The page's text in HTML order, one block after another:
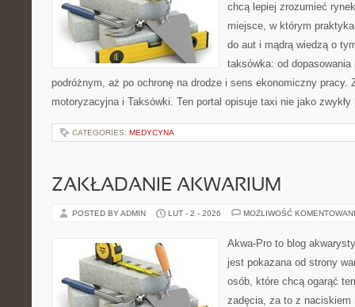
chcą lepiej zrozumieć
miejsce, w którym
do aut i mądrą wiedzą o
taksówka: od
podróżnym, aż po ochronę na drodze i sens ekonomiczny pracy.
motoryzacyjna i Taksówki. Ten portal opisuje taxi nie jako
CATEGORIES: MEDYCYNA
ZAKŁADANIE AKWARIUM
POSTED BY ADMIN LUT - 2 - 2026 MOŻLIWOŚĆ
Akwa-Pro to blog
jest pokazana od strony
osób, które chcą ogarąć
zadęcia, za to z naciskiem